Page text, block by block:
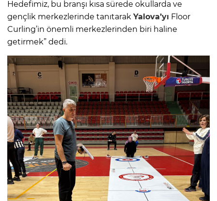
Hedefimiz, bu branşı kısa sürede okullarda ve
gençlik merkezlerinde tanıtarak Yalova’yı Floor
Curling’in önemli merkezlerinden biri haline
getirmek” dedi.